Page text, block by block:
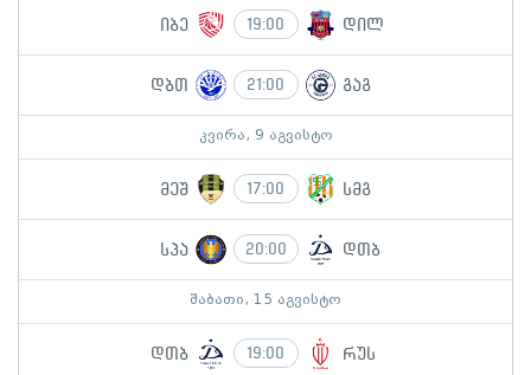
იბე 19:00 დილ
დბთ 21:00 გაგ
კვირა, 9 აგვისტო
მეშ 17:00 სმგ
სპა 20:00 დთბ
შაბათი, 15 აგვისტო
დთბ 19:00 რუს